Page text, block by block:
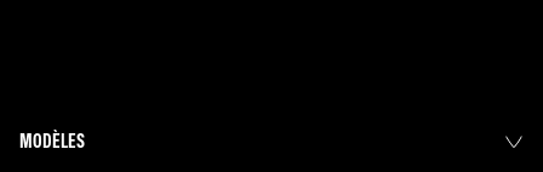
MODÈLES